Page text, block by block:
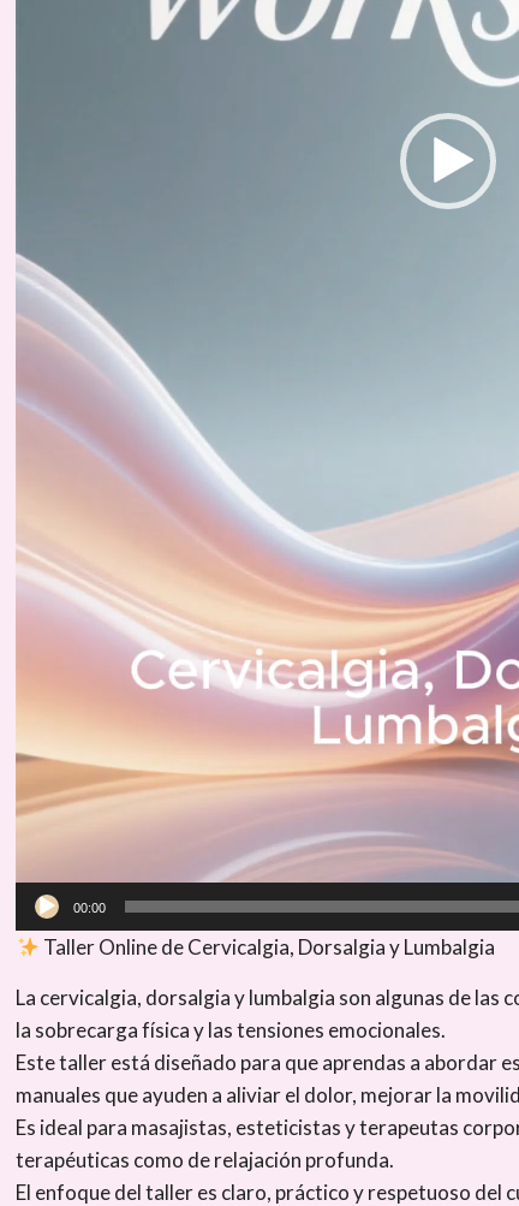
00:00
Taller Online de Cervicalgia, Dorsalgia y Lumbalgia
La cervicalgia, dorsalgia y lumbalgia son algunas de
la sobrecarga física y las tensiones emocionales.
Este taller está diseñado para que aprendas a abordar
manuales que ayuden a aliviar el dolor, mejorar la
Es ideal para masajistas, esteticistas y terapeutas
terapéuticas como de relajación profunda.
El enfoque del taller es claro, práctico y respetuoso del